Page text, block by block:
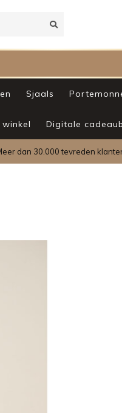
Sjaals
Digitale
dan 30.000 tevreden